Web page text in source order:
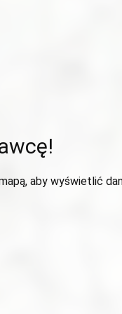
aby wyświetlić